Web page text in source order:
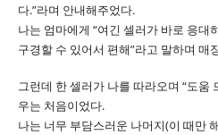
다.”라며 안내해주었다.
나는 엄마에게 “여긴 셀러가 바로 응대
구경할 수 있어서 편해”라고 말하며 매
그런데 한 셀러가 나를 따라오며 “도움
우는 처음이었다.
나는 너무 부담스러운 나머지(이 때만